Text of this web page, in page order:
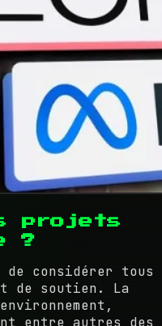
projets
?
de considérer tous
de soutien. La
entre autres des